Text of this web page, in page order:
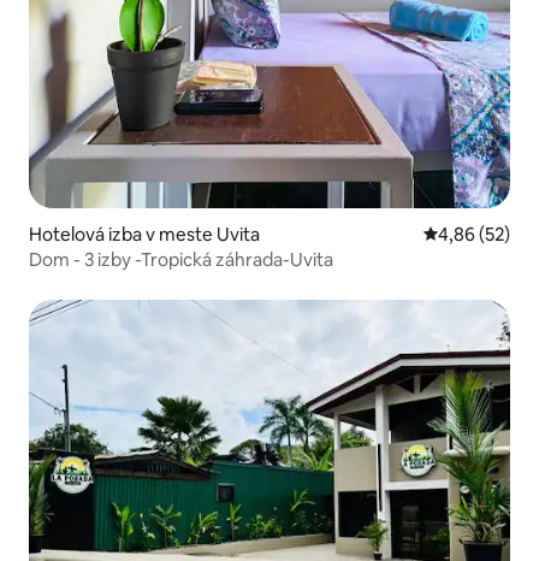
Hotelová izba v meste Uvita Priemerné
4,86 (52)
Dom - 3 izby -Tropická záhrada-Uvita